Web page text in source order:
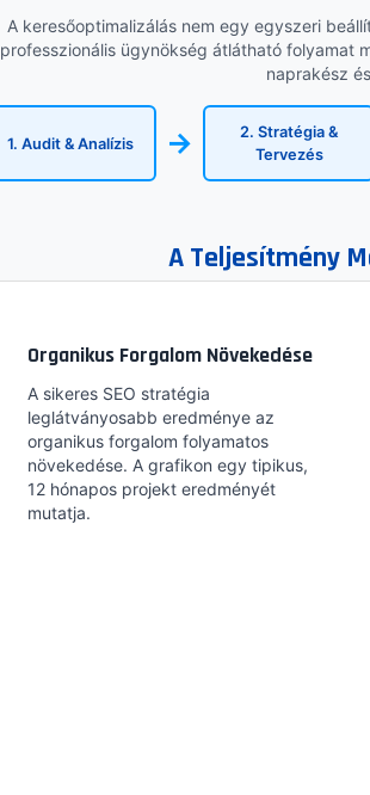
A keresőoptimalizálás nem egy egyszeri
professzionális ügynökség átlátható folyamat
naprakész
1. Audit & Analízis →
2. Stratégia &
Tervezés
A Teljesítmény
Organikus Forgalom Növekedése
A sikeres SEO stratégia
leglátványosabb eredménye az
organikus forgalom folyamatos
növekedése. A grafikon egy tipikus,
12 hónapos projekt eredményét
mutatja.